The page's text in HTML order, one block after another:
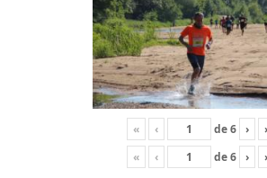
« ‹ de6 ›
«
‹ de6 ›